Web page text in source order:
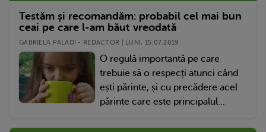
Testăm și recomandăm: probabil cel mai bun
ceai pe care l-am băut vreodată
GABRIELA PALADI - REDACTOR | LUNI, 15.07.2019
O regulă importantă pe care
trebuie să o respecți atunci când
ești părinte, și cu precădere acel
părinte care este principalul...